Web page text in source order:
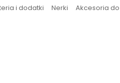
i dodatki Nerki Akcesoria